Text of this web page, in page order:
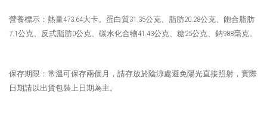
營養標示：熱量473.64大卡。蛋白質31.35公克、脂肪20.28公克、飽合脂肪
7.1公克、反式脂肪0公克、碳水化合物41.43公克、糖25公克、鈉988毫克。
保存期限： 常溫可保存兩個月，請存放於陰涼處避免陽光直接照射，實際
日期請以出貨包裝上日期為主。